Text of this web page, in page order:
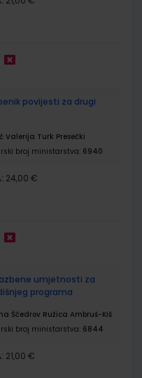
povijesti za drugi
Turk Presečki
broj ministarstva: 6940
24,00 €
umjetnosti za
programa
Ščedrov Ružica Ambruš-Kiš
broj ministarstva: 6844
21,00 €